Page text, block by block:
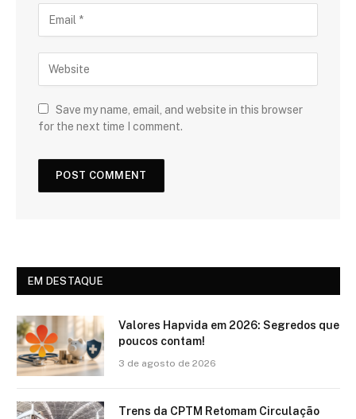
Save my name, email, and website in this browser
for the next time I comment.
EM DESTAQUE
Valores Hapvida em 2026: Segredos que
poucos contam!
3 de agosto de 2026
Trens da CPTM Retomam Circulação